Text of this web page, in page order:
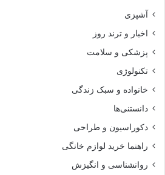
آشپزی
اخبار و ترند روز
پزشکی و سلامت
تکنولوژی
خانواده و سبک زندگی
دانستنی‌ها
دکوراسیون و طراحی
راهنما خرید لوازم خانگی
روانشناسی و انگیزش